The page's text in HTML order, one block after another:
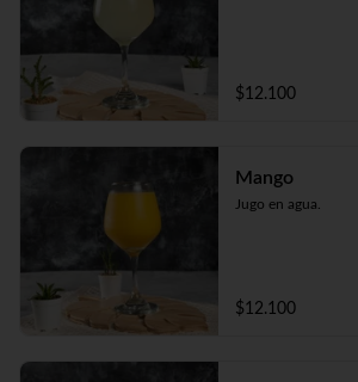
$12.100
Mango
Jugo en agua.
$12.100